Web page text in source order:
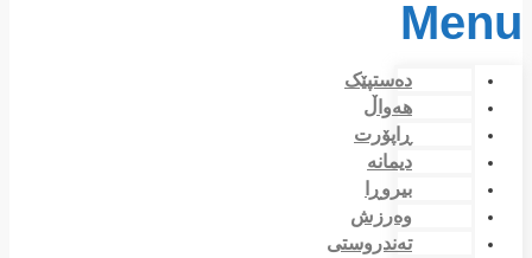
Menu
دەستپێک
هەواڵ
ڕاپۆرت
دیمانە
بیروڕا
وەرزش
تەندروستی